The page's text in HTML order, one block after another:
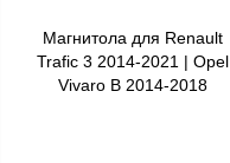
Магнитола для Renault
Trafic 3 2014-2021 | Opel
Vivaro B 2014-2018